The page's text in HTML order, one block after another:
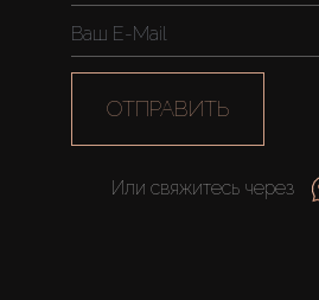
ОТПРАВИТЬ
Или свяжитесь через